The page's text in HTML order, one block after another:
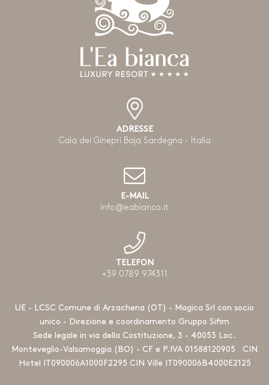
ADRESSE
Cala dei Ginepri Baja Sardegna - Italia
E-MAIL
info@eabianca.it
TELEFON
+39 0789 974311
UE - LCSC Comune di Arzachena (OT) - Magica Srl con socio
unico - Direzione e coordinamento Gruppo Sifim
Sede legale in via della Costituzione, 3 - 40053 Loc.
Monteveglio-Valsamoggia (BO) - CF e P.IVA 01588120905 CIN
Hotel IT090006A1000F2295 CIN Ville IT090006B4000E2125